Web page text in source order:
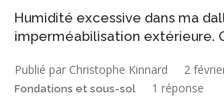
Humidité excessive dans ma
imperméabilisation extérieure.
Publié par Christophe Kinnard 2
Fondations et sous-sol 1 réponse